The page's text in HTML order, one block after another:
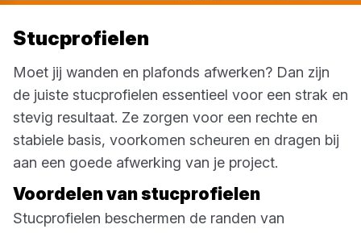
Stucprofielen
Moet jij wanden en plafonds afwerken? Dan zijn
de juiste stucprofielen essentieel voor een strak en
stevig resultaat. Ze zorgen voor een rechte en
stabiele basis, voorkomen scheuren en dragen bij
aan een goede afwerking van je project.
Voordelen van stucprofielen
Stucprofielen beschermen de randen van